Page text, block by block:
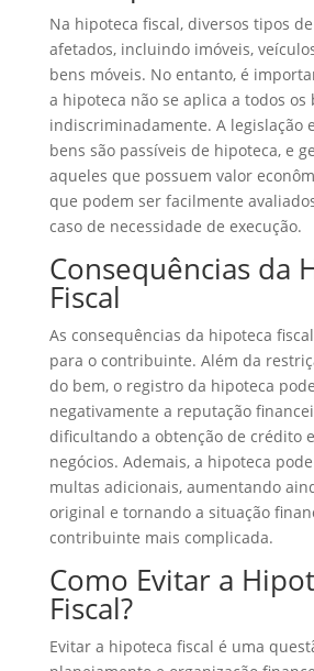
Na hipoteca fiscal, diversos tipos
afetados, incluindo imóveis,
bens móveis. No entanto, é
a hipoteca não se aplica a todos os
indiscriminadamente. A legislação
bens são passíveis de hipoteca, e
aqueles que possuem valor
que podem ser facilmente
caso de necessidade de execução.
Consequências da
Fiscal
As consequências da hipoteca
para o contribuinte. Além da
do bem, o registro da hipoteca
negativamente a reputação
dificultando a obtenção de crédito
negócios. Ademais, a hipoteca
multas adicionais, aumentando
original e tornando a situação
contribuinte mais complicada.
Como Evitar a
Fiscal?
Evitar a hipoteca fiscal é uma